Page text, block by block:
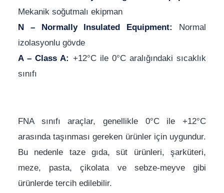
Mekanik soğutmalı ekipman
N – Normally Insulated Equipment:
Normal
izolasyonlu gövde
A – Class A: +12°C ile 0°C aralığındaki sıcaklık
sınıfı
FNA sınıfı araçlar, genellikle 0°C ile +12°C
arasında taşınması gereken ürünler için uygundur.
Bu nedenle taze gıda, süt ürünleri, şarküteri,
meze, pasta, çikolata ve sebze-meyve gibi
ürünlerde tercih edilebilir.